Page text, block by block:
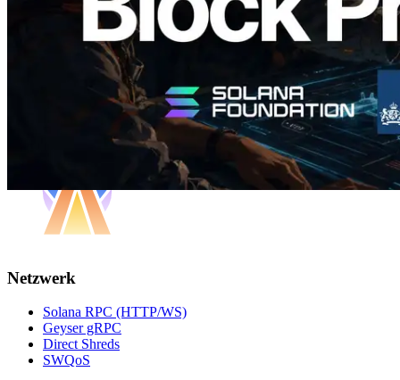
Netzwerk
Solana RPC (HTTP/WS)
Geyser gRPC
Direct Shreds
SWQoS